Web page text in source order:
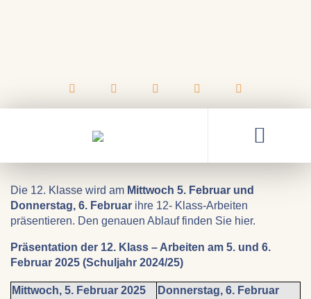
Klassarbeiten
Die 12. Klasse wird am Mittwoch 5. Februar und
Donnerstag, 6. Februar ihre 12- Klass-Arbeiten
präsentieren. Den genauen Ablauf finden Sie hier.
Präsentation der 12. Klass – Arbeiten am 5. und 6.
Februar 2025 (Schuljahr 2024/25)
Mittwoch, 5. Februar 2025
Donnerstag, 6. Februar